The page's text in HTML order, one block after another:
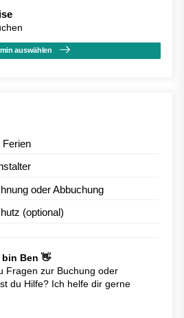
auswählen
Ferien
oder Abbuchung
(optional)
Ben 👋
Fragen zur Buchung oder
du Hilfe? Ich helfe dir gerne